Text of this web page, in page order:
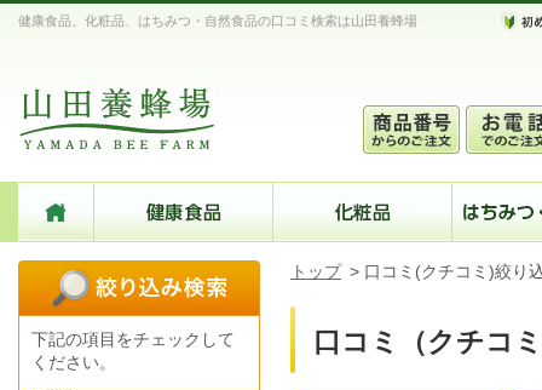
健康食品、化粧品、はちみつ・自然食品の口コミ検索は山田養蜂場
トップ > 口コミ(クチコミ)絞り
口コミ（クチコ
下記の項目をチェックして
ください。